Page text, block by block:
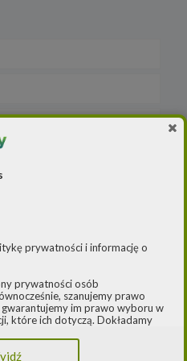
EV
in hybrid BEV
ENERGII
prywatności i informację o
prywatności osób
szanujemy prawo
im prawo wyboru w
które ich dotyczą. Dokładamy
Parlamentu
z dnia 27 kwietnia 2016 r. w